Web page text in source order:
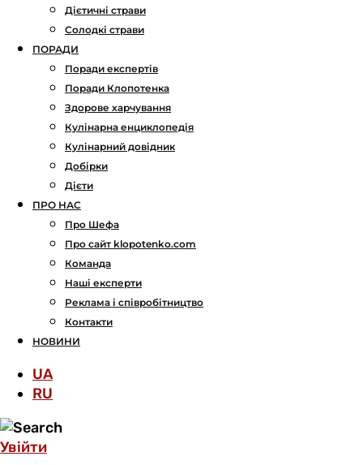
Дієтичні страви
Солодкі страви
ПОРАДИ
Поради експертів
Поради Клопотенка
Здорове харчування
Кулінарна енциклопедія
Кулінарний довідник
Добірки
Дієти
ПРО НАС
Про Шефа
Про сайт klopotenko.com
Команда
Наші експерти
Реклама і співробітництво
Контакти
НОВИНИ
UA
RU
Увійти